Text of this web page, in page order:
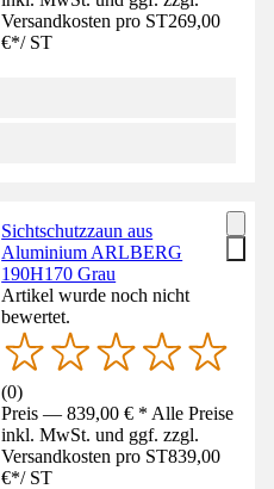
Versandkosten pro ST269,00
€*/ ST
Sichtschutzzaun aus
Aluminium ARLBERG
190H170 Grau
Artikel wurde noch nicht
bewertet.
(0)
Preis — 839,00 € * Alle Preise
inkl. MwSt. und ggf. zzgl.
Versandkosten pro ST839,00
€*/ ST